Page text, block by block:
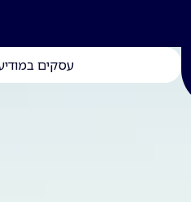
עסקים